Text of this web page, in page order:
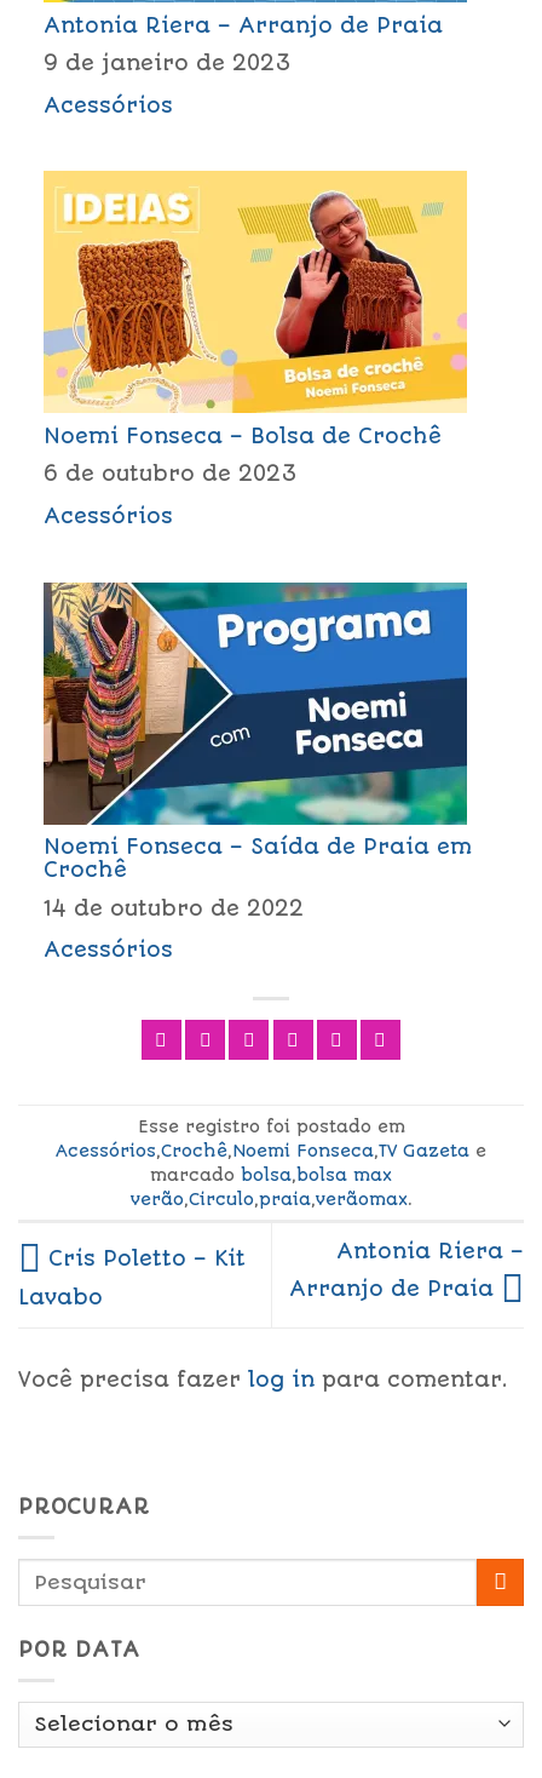
Antonia Riera – Arranjo de Praia
9 de janeiro de 2023
Acessórios
Noemi Fonseca – Bolsa de Crochê
6 de outubro de 2023
Acessórios
Noemi Fonseca – Saída de Praia em
Crochê
14 de outubro de 2022
Acessórios
Esse registro foi postado em
Acessórios,Crochê,Noemi Fonseca,TV Gazeta e
marcado bolsa,bolsa max
verão,Circulo,praia,verãomax.
Cris Poletto – Kit
Lavabo
Antonia Riera –
Arranjo de Praia
Você precisa fazer log in para comentar.
PROCURAR
POR DATA
Por